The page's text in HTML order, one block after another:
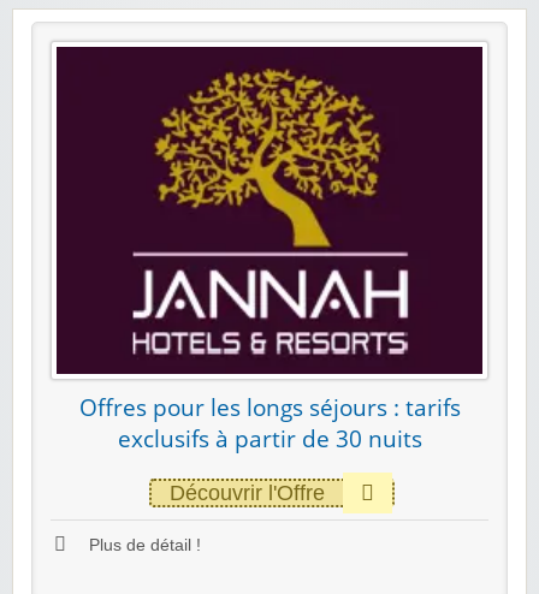
Offres pour les longs séjours : tarifs
exclusifs à partir de 30 nuits
Découvrir l'Offre
Plus de détail !